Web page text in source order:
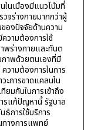
นเมืองมีแนวโน้มที่
จร่างกายมากกว่าผู้
องปัจจัยด้านความ
วามต้องการใช้
พร่างกายและทันต
ภาพด้วยตนเองที่มี
วามต้องการในการ
ะการขาดแคลนใน
ยมกันในการเข้าถึง
รแก้ปัญหานี้ รัฐบาล
ธ์การใช้บริการ
ทางการแพทย์